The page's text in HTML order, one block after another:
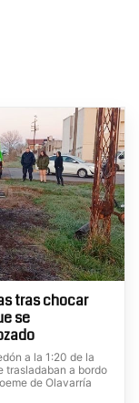
tras chocar
se
a la 1:20 de la
trasladaban a bordo
de Olavarría